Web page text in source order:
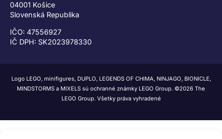
04001 Košice
Slovenská Republika
IČO: 47556927
IČ DPH: SK2023978330
Logo LEGO, minifigures, DUPLO, LEGENDS OF CHIMA, NINJAGO, BIONICLE,
MINDSTORMS a MIXELS sú ochranné známky LEGO Group. ©2026 The
LEGO Group. Všetky práva vyhradené